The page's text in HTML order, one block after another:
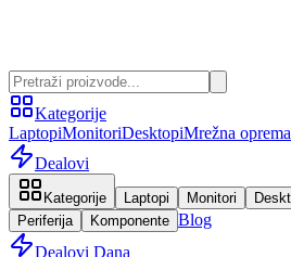
Kategorije
LaptopiMonitoriDesktopiMrežna oprema
Dealovi
Kategorije Laptopi Monitori
Periferija
Komponente Blog
Dealovi Dana